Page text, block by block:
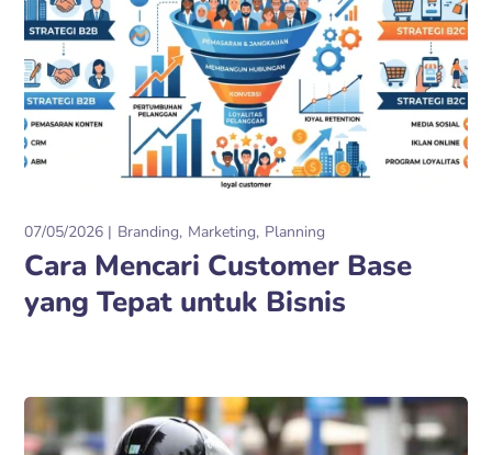
07/05/2026 Branding Marketing Planning
Cara Mencari Customer Base
yang Tepat untuk Bisnis